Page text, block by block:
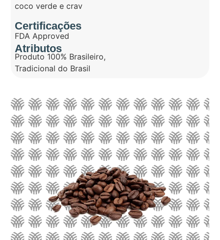
coco verde e crav
Certificações
FDA Approved
Atributos
Produto 100% Brasileiro,
Tradicional do Brasil